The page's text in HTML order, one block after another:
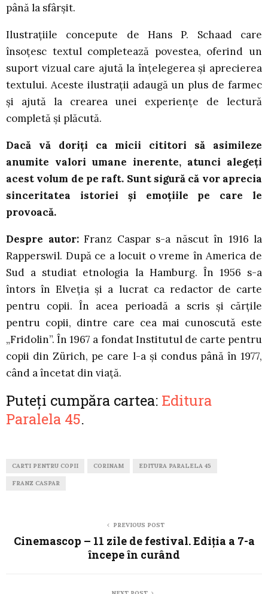
până la sfârșit.
Ilustrațiile concepute de Hans P. Schaad care
însoțesc textul completează povestea, oferind un
suport vizual care ajută la înțelegerea și aprecierea
textului. Aceste ilustrații adaugă un plus de farmec
și ajută la crearea unei experiențe de lectură
completă și plăcută.
Dacă vă doriți ca micii cititori să asimileze
anumite valori umane inerente, atunci alegeți
acest volum de pe raft. Sunt sigură că vor aprecia
sinceritatea istoriei și emoțiile pe care le
provoacă.
Despre autor:Franz Caspar s-a născut în 1916 la
Rapperswil. După ce a locuit o vreme în America de
Sud a studiat etnologia la Hamburg. În 1956 s-a
întors în Elveția și a lucrat ca redactor de carte
pentru copii. În acea perioadă a scris și cărțile
pentru copii, dintre care cea mai cunoscută este
„Fridolin”. În 1967 a fondat Institutul de carte pentru
copii din Zürich, pe care l-a și condus până în 1977,
când a încetat din viață.
Puteți cumpăra cartea: Editura
Paralela 45.
CARTI PENTRU COPII CORINAM EDITURA PARALELA 45
FRANZ CASPAR
PREVIOUS POST
Cinemascop – 11 zile de festival. Ediția a 7-a
începe în curând